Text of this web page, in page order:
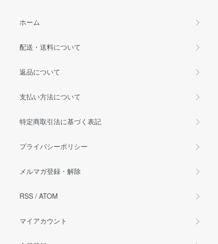
ホーム
配送・送料について
返品について
支払い方法について
特定商取引法に基づく表記
プライバシーポリシー
メルマガ登録・解除
RSS / ATOM
マイアカウント